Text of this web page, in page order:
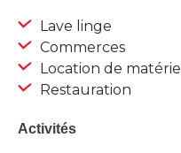
Lave linge
Commerces
Location de matériel
Restauration
Activités